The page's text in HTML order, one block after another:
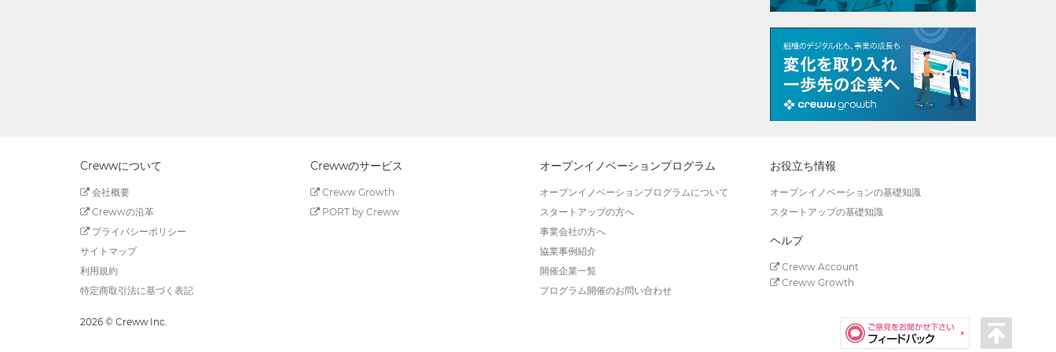
Crewwについて
会社概要
Crewwの沿革
プライバシーポリシー
サイトマップ
利用規約
特定商取引法に基づく表記
Crewwのサービス
Creww Growth
PORT by Creww
オープンイノベーションプログラム
オープンイノベーションプログラムについて
スタートアップの方へ
事業会社の方へ
協業事例紹介
開催企業一覧
プログラム開催のお問い合わせ
お役立ち情報
オープンイノベーションの基礎知識
スタートアップの基礎知識
ヘルプ
Creww Account
Creww Growth
2026 © Creww Inc.